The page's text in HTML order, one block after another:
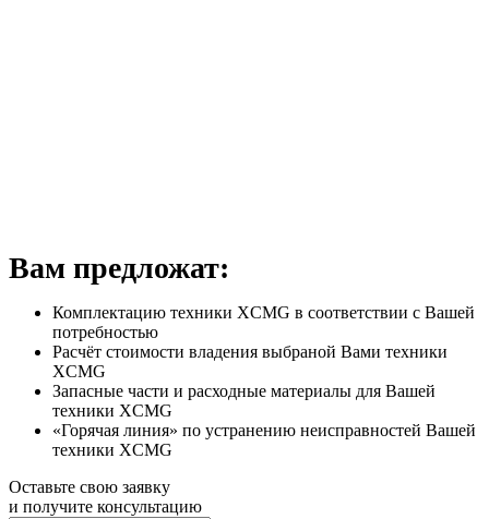
Вам предложат:
Комплектацию техники XCMG в соответствии с Вашей
потребностью
Расчёт стоимости владения выбраной Вами техники
XCMG
Запасные части и расходные материалы для Вашей
техники XCMG
«Горячая линия» по устранению неисправностей Вашей
техники XCMG
Оставьте свою заявку
и получите консультацию